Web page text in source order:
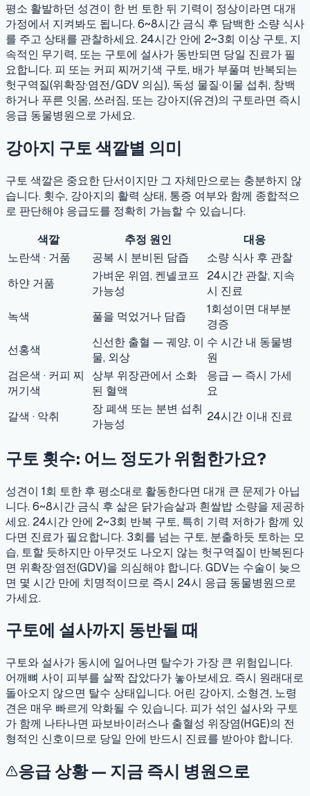
평소 활발하던 성견이 한 번 토한 뒤 기력이 정상이라면 대개
가정에서 지켜봐도 됩니다. 6~8시간 금식 후 담백한 소량 식사
를 주고 상태를 관찰하세요. 24시간 안에 2~3회 이상 구토, 지
속적인 무기력, 또는 구토에 설사가 동반되면 당일 진료가 필
요합니다. 피 또는 커피 찌꺼기색 구토, 배가 부풀며 반복되는
헛구역질(위확장·염전/GDV 의심), 독성 물질·이물 섭취, 창백
하거나 푸른 잇몸, 쓰러짐, 또는 강아지(유견)의 구토라면 즉시
응급 동물병원으로 가세요.
강아지 구토 색깔별 의미
구토 색깔은 중요한 단서이지만 그 자체만으로는 충분하지 않
습니다. 횟수, 강아지의 활력 상태, 통증 여부와 함께 종합적으
로 판단해야 응급도를 정확히 가늠할 수 있습니다.
색깔
추정 원인
대응
노란색 · 거품
공복 시 분비된 담즙
소량 식사 후 관찰
하얀 거품
가벼운 위염, 켄넬코프
가능성
24시간 관찰, 지속
시 진료
녹색
풀을 먹었거나 담즙
1회성이면 대부분
경증
선홍색
신선한 출혈 — 궤양, 이
물, 외상
수 시간 내 동물병
원
검은색 · 커피 찌
꺼기색
상부 위장관에서 소화
된 혈액
응급 — 즉시 가세
요
갈색 · 악취
장 폐색 또는 분변 섭취
가능성
24시간 이내 진료
구토 횟수: 어느 정도가 위험한가요?
성견이 1회 토한 후 평소대로 활동한다면 대개 큰 문제가 아닙
니다. 6~8시간 금식 후 삶은 닭가슴살과 흰쌀밥 소량을 제공하
세요. 24시간 안에 2~3회 반복 구토, 특히 기력 저하가 함께 있
다면 진료가 필요합니다. 3회를 넘는 구토, 분출하듯 토하는 모
습, 토할 듯하지만 아무것도 나오지 않는 헛구역질이 반복된다
면 위확장·염전(GDV)을 의심해야 합니다. GDV는 수술이 늦으
면 몇 시간 만에 치명적이므로 즉시 24시 응급 동물병원으로
가세요.
구토에 설사까지 동반될 때
구토와 설사가 동시에 일어나면 탈수가 가장 큰 위험입니다.
어깨뼈 사이 피부를 살짝 잡았다가 놓아보세요. 즉시 원래대로
돌아오지 않으면 탈수 상태입니다. 어린 강아지, 소형견, 노령
견은 매우 빠르게 악화될 수 있습니다. 피가 섞인 설사와 구토
가 함께 나타나면 파보바이러스나 출혈성 위장염(HGE)의 전
형적인 신호이므로 당일 안에 반드시 진료를 받아야 합니다.
응급 상황 — 지금 즉시 병원으로